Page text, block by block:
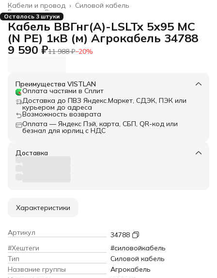
Силовой кабель
Кабели и провод ›
Строительство и ремонт
Главная ›
Осталось 3 штуки
Кабель ВВГнг(А)-LSLTx 5х95 МС
(N PE) 1кВ (м) Агрокабель 34788
9 590 ₽11 988 ₽−20%
Преимущества VISTLAN
Оплата частями в Сплит
Доставка до ПВЗ Яндекс.Маркет, СДЭК, ПЭК или
курьером до адреса
Возможность возврата
Оплата — Яндекс Пэй, карта, СБП, QR-код или
безнал для юрлиц с НДС
Доставка
Характеристики
Артикул
34788
#Хештеги
#силовойкабель
Тип
Силовой кабель
Название группы
Агрокабель